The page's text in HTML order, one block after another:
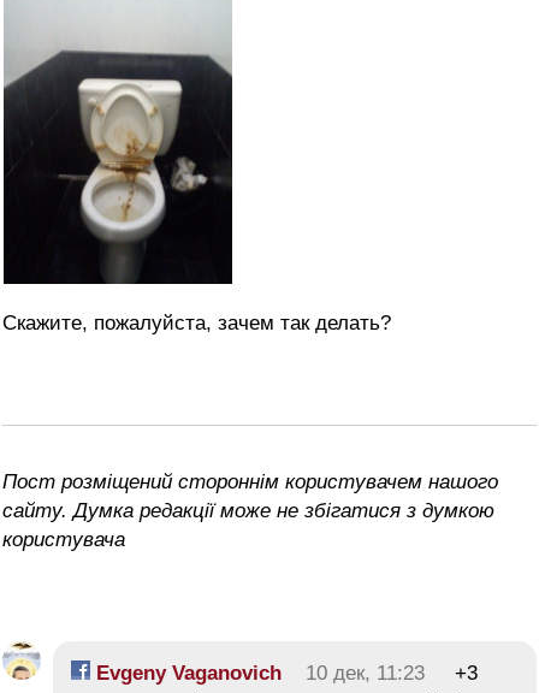
Скажите, пожалуйста, зачем так делать?
Пост розміщений стороннім користувачем нашого
сайту. Думка редакції може не збігатися з думкою
користувача
Evgeny Vaganovich 10 дек, 11:23
+3